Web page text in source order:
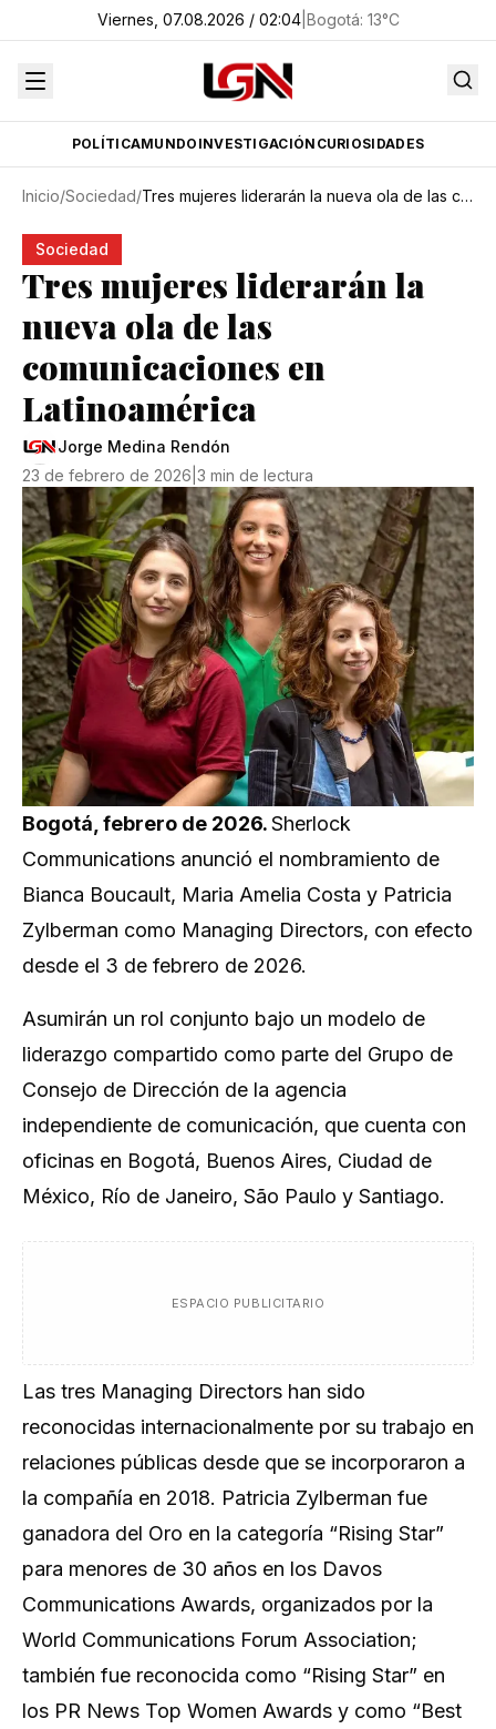
Viernes, 07.08.2026 / 02:04| Bogotá: 13°C
POLÍTICAMUNDO INVESTIGACIÓN CURIOSIDADES
Inicio/Sociedad/ Tres mujeres liderarán la nueva ola de las comunicaciones en Latinoamérica
Sociedad
Tres mujeres liderarán la
nueva ola de las
comunicaciones en
Latinoamérica
Jorge Medina Rendón
23 de febrero de 2026 3 min de lectura
Bogotá, febrero de 2026.Sherlock
Communications anunció el nombramiento de
Bianca Boucault, Maria Amelia Costa y Patricia
Zylberman como Managing Directors, con efecto
desde el 3 de febrero de 2026.
Asumirán un rol conjunto bajo un modelo de
liderazgo compartido como parte del Grupo de
Consejo de Dirección de la agencia
independiente de comunicación, que cuenta con
oficinas en Bogotá, Buenos Aires, Ciudad de
México, Río de Janeiro, São Paulo y Santiago.
ESPACIO PUBLICITARIO
Las tres Managing Directors han sido
reconocidas internacionalmente por su trabajo en
relaciones públicas desde que se incorporaron a
la compañía en 2018. Patricia Zylberman fue
ganadora del Oro en la categoría “Rising Star”
para menores de 30 años en los Davos
Communications Awards, organizados por la
World Communications Forum Association;
también fue reconocida como “Rising Star” en
los PR News Top Women Awards y como “Best